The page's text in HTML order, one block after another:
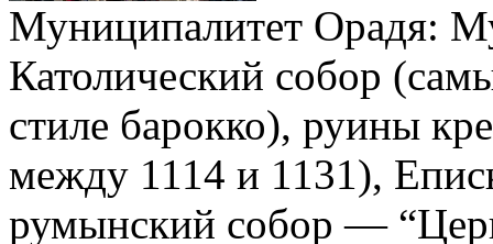
Муниципалитет Орадя:
Католический собор
стиле барокко), руины
между 1114 и 1131),
румынский собор —